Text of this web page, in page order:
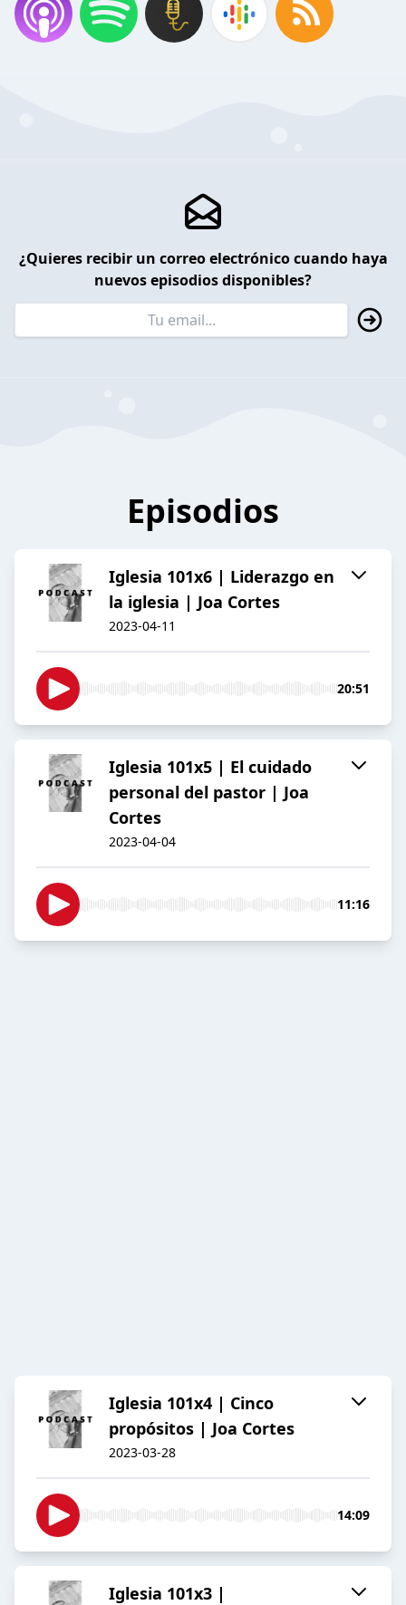
¿Quieres recibir un correo electrónico cuando haya
nuevos episodios disponibles?
Episodios
Iglesia 101x6 | Liderazgo en
la iglesia | Joa Cortes
2023-04-11
20:51
Iglesia 101x5 | El cuidado
personal del pastor | Joa
Cortes
2023-04-04
11:16
Iglesia 101x4 | Cinco
propósitos | Joa Cortes
2023-03-28
14:09
Iglesia 101x3 |